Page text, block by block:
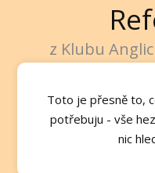
z Klubu
Toto je přesně to,
potřebuju - vše
nic